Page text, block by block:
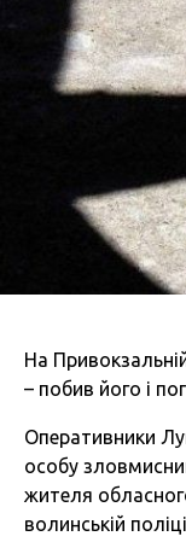
На
– побив його і
Оперативники
особу
жителя
волинській